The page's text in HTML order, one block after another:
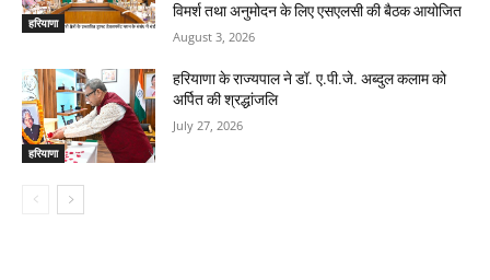
हरियाणा
विमर्श तथा अनुमोदन के लिए एसएलसी की बैठक आयोजित
August 3, 2026
हरियाणा
हरियाणा के राज्यपाल ने डॉ. ए.पी.जे. अब्दुल कलाम को
अर्पित की श्रद्धांजलि
July 27, 2026